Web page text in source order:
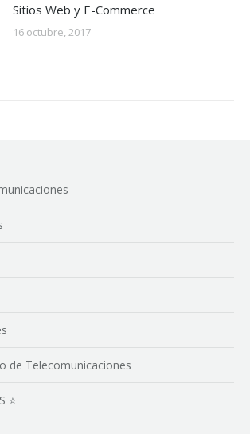
Sitios Web y E-Commerce
16 octubre, 2017
de Telecomunicaciones
‎⭐‎